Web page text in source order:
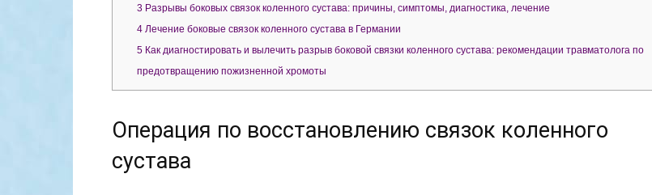
3 Разрывы боковых связок коленного сустава: причины, симптомы, диагностика, лечение
4 Лечение боковые связок коленного сустава в Германии
5 Как диагностировать и вылечить разрыв боковой связки коленного сустава: рекомендации травматолога по
предотвращению пожизненной хромоты
Операция по восстановлению связок коленного
сустава